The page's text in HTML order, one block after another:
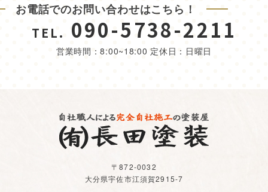
お電話でのお問い合わせはこちら！
TEL. 090-5738-2211
営業時間：8:00~18:00 定休日：日曜日
〒872-0032
大分県宇佐市江須賀2915-7